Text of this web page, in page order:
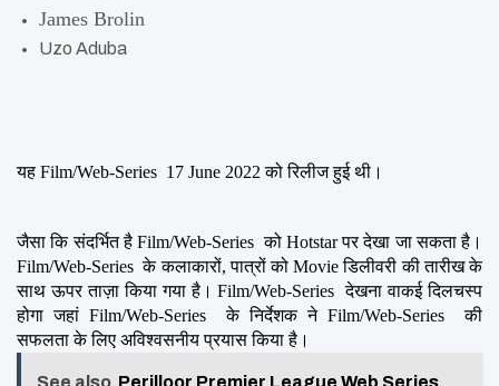
James Brolin
Uzo Aduba
यह Film/Web-Series  17 June 2022 को रिलीज हुई थी।
जैसा कि संदर्भित है Film/Web-Series  को Hotstar पर देखा जा सकता है।
Film/Web-Series  के कलाकारों, पात्रों को Movie डिलीवरी की तारीख के
साथ ऊपर ताज़ा किया गया है। Film/Web-Series  देखना वाकई दिलचस्प
होगा जहां Film/Web-Series  के निर्देशक ने Film/Web-Series  की
सफलता के लिए अविश्वसनीय प्रयास किया है।
See also Perilloor Premier League Web Series